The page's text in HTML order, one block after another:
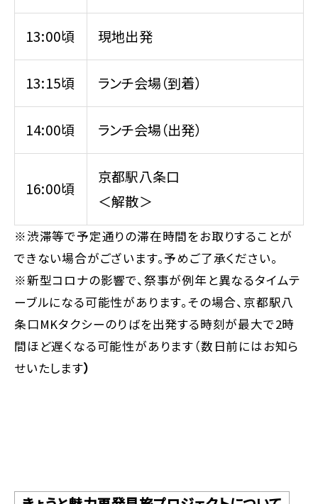
13:00頃 現地出発
13:15頃 ランチ会場（到着）
14:00頃 ランチ会場（出発）
16:00頃
京都駅八条口
＜解散＞
※渋滞等で予定通りの滞在時間をお取りすることが
できない場合がございます。予めご了承ください。
※新型コロナの影響で、祭事が例年と異なるタイムテ
ーブルになる可能性があります。その場合、京都駅八
条口MKタクシーのりばを出発する時刻が最大で2時
間ほど遅くなる可能性があります（数日前にはお知ら
せいたします）